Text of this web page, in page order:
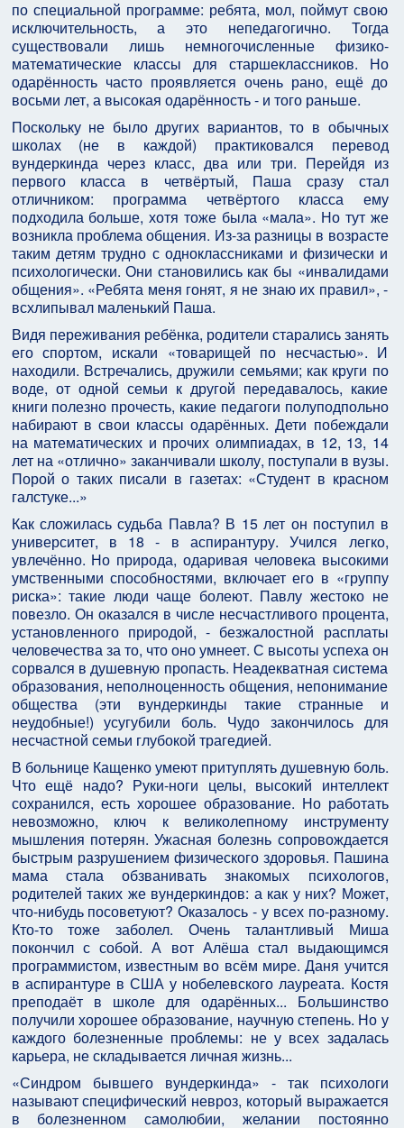
по специальной программе: ребята, мол, поймут свою
исключительность, а это непедагогично. Тогда
существовали лишь немногочисленные физико-
математические классы для старшеклассников. Но
одарённость часто проявляется очень рано, ещё до
восьми лет, а высокая одарённость - и того раньше.
Поскольку не было других вариантов, то в обычных
школах (не в каждой) практиковался перевод
вундеркинда через класс, два или три. Перейдя из
первого класса в четвёртый, Паша сразу стал
отличником: программа четвёртого класса ему
подходила больше, хотя тоже была «мала». Но тут же
возникла проблема общения. Из-за разницы в возрасте
таким детям трудно с одноклассниками и физически и
психологически. Они становились как бы «инвалидами
общения». «Ребята меня гонят, я не знаю их правил», -
всхлипывал маленький Паша.
Видя переживания ребёнка, родители старались занять
его спортом, искали «товарищей по несчастью». И
находили. Встречались, дружили семьями; как круги по
воде, от одной семьи к другой передавалось, какие
книги полезно прочесть, какие педагоги полуподпольно
набирают в свои классы одарённых. Дети побеждали
на математических и прочих олимпиадах, в 12, 13, 14
лет на «отлично» заканчивали школу, поступали в вузы.
Порой о таких писали в газетах: «Студент в красном
галстуке...»
Как сложилась судьба Павла? В 15 лет он поступил в
университет, в 18 - в аспирантуру. Учился легко,
увлечённо. Но природа, одаривая человека высокими
умственными способностями, включает его в «группу
риска»: такие люди чаще болеют. Павлу жестоко не
повезло. Он оказался в числе несчастливого процента,
установленного природой, - безжалостной расплаты
человечества за то, что оно умнеет. С высоты успеха он
сорвался в душевную пропасть. Неадекватная система
образования, неполноценность общения, непонимание
общества (эти вундеркинды такие странные и
неудобные!) усугубили боль. Чудо закончилось для
несчастной семьи глубокой трагедией.
В больнице Кащенко умеют притуплять душевную боль.
Что ещё надо? Руки-ноги целы, высокий интеллект
сохранился, есть хорошее образование. Но работать
невозможно, ключ к великолепному инструменту
мышления потерян. Ужасная болезнь сопровождается
быстрым разрушением физического здоровья. Пашина
мама стала обзванивать знакомых психологов,
родителей таких же вундеркиндов: а как у них? Может,
что-нибудь посоветуют? Оказалось - у всех по-разному.
Кто-то тоже заболел. Очень талантливый Миша
покончил с собой. А вот Алёша стал выдающимся
программистом, известным во всём мире. Даня учится
в аспирантуре в США у нобелевского лауреата. Костя
преподаёт в школе для одарённых... Большинство
получили хорошее образование, научную степень. Но у
каждого болезненные проблемы: не у всех задалась
карьера, не складывается личная жизнь...
«Синдром бывшего вундеркинда» - так психологи
называют специфический невроз, который выражается
в болезненном самолюбии, желании постоянно